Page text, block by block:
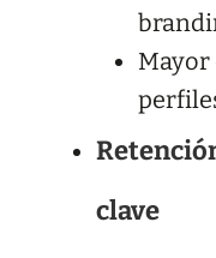
Mayor
clave